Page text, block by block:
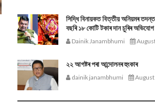
সিদ্ধি বিনায়কত বিত্তীয় অনিয়মৰ
বছৰি ১৮ কোটি টকাৰ দান চুৰিৰ অভিযোগ
Dainik Janambhumi
২২ আগষ্টৰ পৰা আন্দোলনৰ হুংকাৰ
dainik janambhumi